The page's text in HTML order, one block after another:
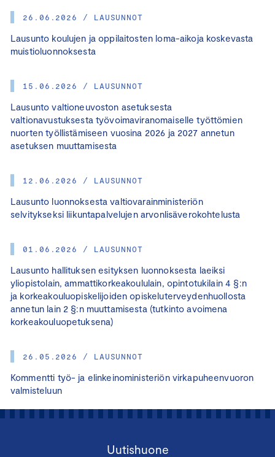
26.06.2026 / LAUSUNNOT
Lausunto koulujen ja oppilaitosten loma-aikoja koskevasta
muistioluonnoksesta
15.06.2026 / LAUSUNNOT
Lausunto valtioneuvoston asetuksesta
valtionavustuksesta työvoimaviranomaiselle työttömien
nuorten työllistämiseen vuosina 2026 ja 2027 annetun
asetuksen muuttamisesta
12.06.2026 / LAUSUNNOT
Lausunto luonnoksesta valtiovarainministeriön
selvitykseksi liikuntapalvelujen arvonlisäverokohtelusta
01.06.2026 / LAUSUNNOT
Lausunto hallituksen esityksen luonnoksesta laeiksi
yliopistolain, ammattikorkeakoululain, opintotukilain 4 §:n
ja korkeakouluopiskelijoiden opiskeluterveydenhuollosta
annetun lain 2 §:n muuttamisesta (tutkinto avoimena
korkeakouluopetuksena)
26.05.2026 / LAUSUNNOT
Kommentti työ- ja elinkeinoministeriön virkapuheenvuoron
valmisteluun
Uutishuone